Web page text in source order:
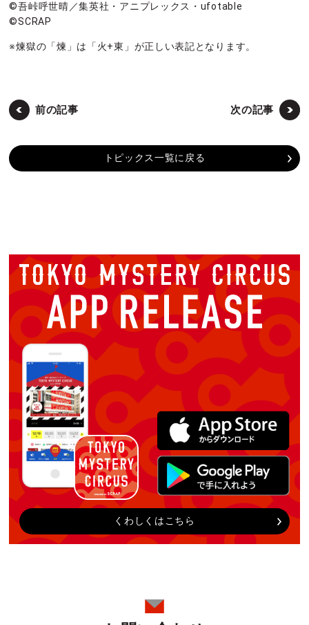
©吾峠呼世晴／集英社・アニプレックス・ufotable
©SCRAP
※煉獄の「煉」は「火+東」が正しい表記となります。
前の記事 次の記事
トピックス一覧に戻る
くわしくはこちら